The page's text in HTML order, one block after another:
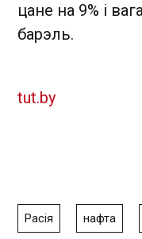
цане на 9% і
барэль.
tut.by
Расія нафта